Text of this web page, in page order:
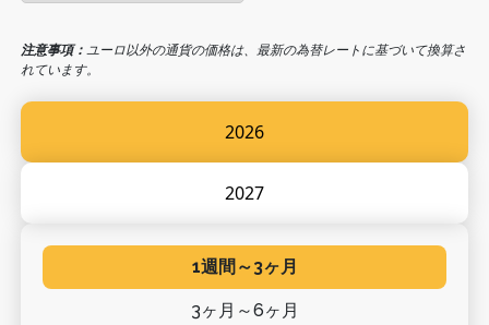
2026
2027
1週間～3ヶ月
3ヶ月～6ヶ月
注意事項： ユーロ以外の通貨の価格は、最新の為替レートに基づいて換算さ
れています。